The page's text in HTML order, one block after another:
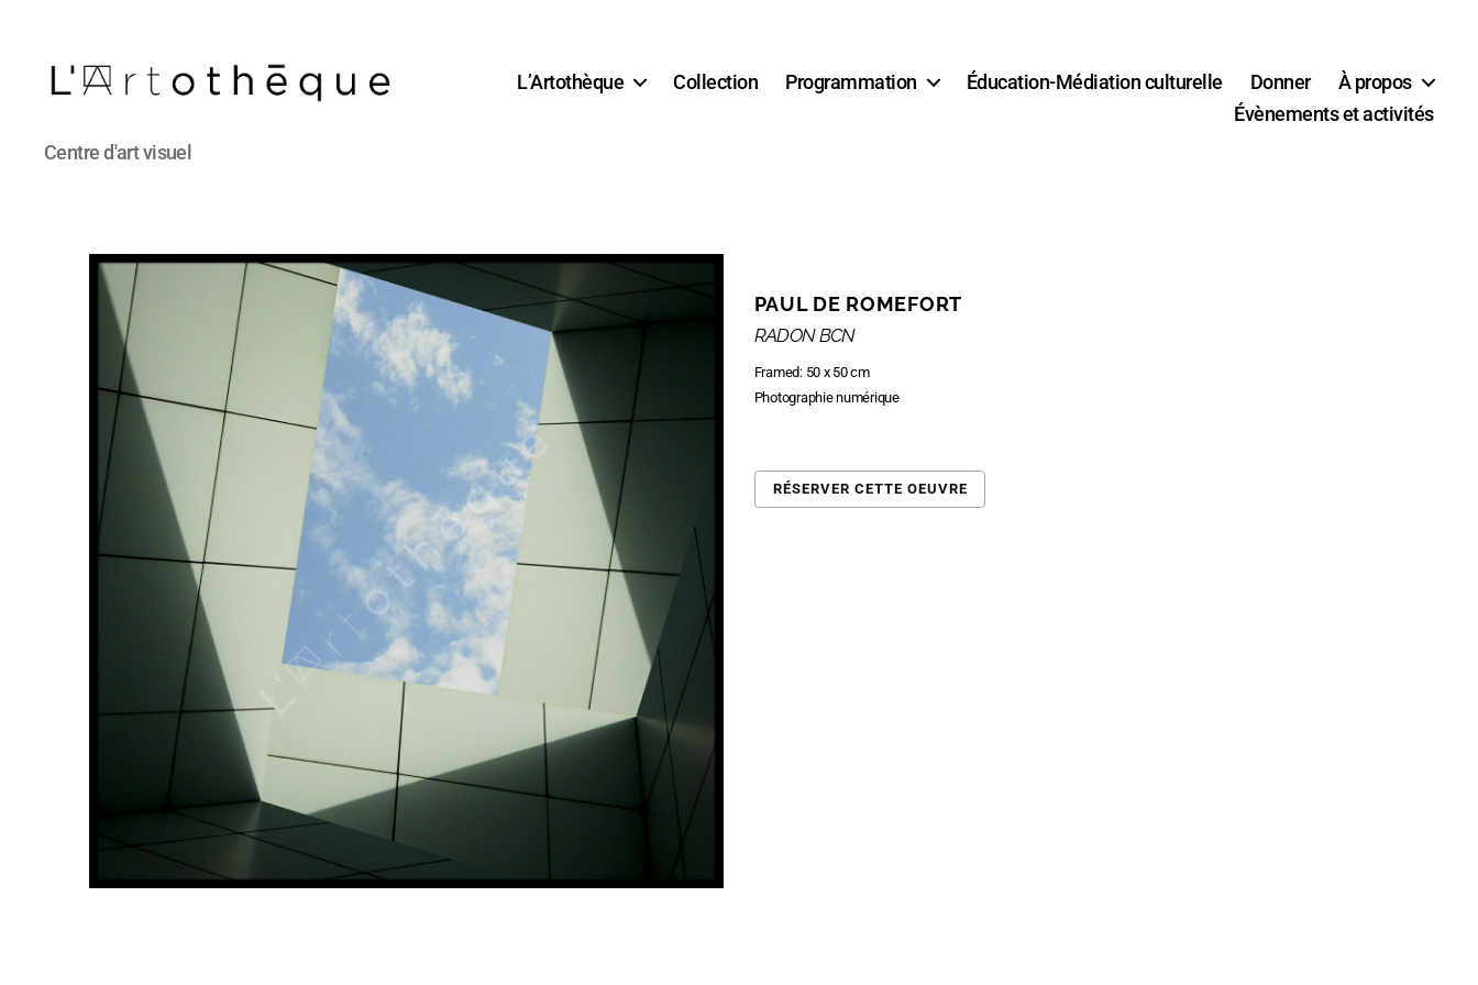
L'Artothèque
Centre d'art visuel
L’Artothèque Collection Programmation Éducation-Médiation culturelle Donner
À propos
Évènements et activités
PAUL DE ROMEFORT
RADON BCN
Framed: 50 x 50 cm
Photographie numérique
RÉSERVER CETTE OEUVRE